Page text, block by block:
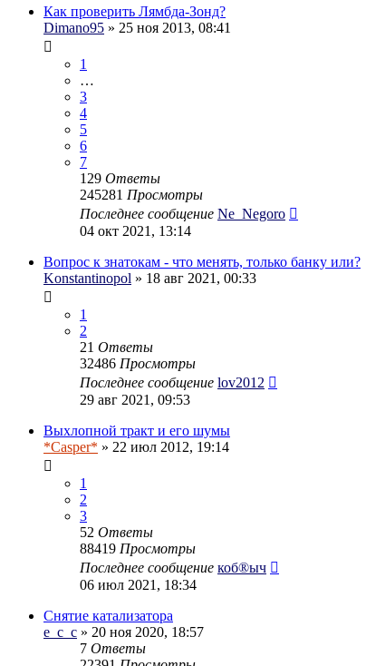
Как проверить Лямбда-Зонд?
Dimano95 » 25 ноя 2013, 08:41
1
…
3
4
5
6
7
129 Ответы
245281 Просмотры
Последнее сообщение Ne_Negoro
04 окт 2021, 13:14
Вопрос к знатокам - что менять, только банку или?
Konstantinopol » 18 авг 2021, 00:33
1
2
21 Ответы
32486 Просмотры
Последнее сообщение lov2012
29 авг 2021, 09:53
Выхлопной тракт и его шумы
*Casper* » 22 июл 2012, 19:14
1
2
3
52 Ответы
88419 Просмотры
Последнее сообщение коб®ыч
06 июл 2021, 18:34
Снятие катализатора
e_c_c » 20 ноя 2020, 18:57
7 Ответы